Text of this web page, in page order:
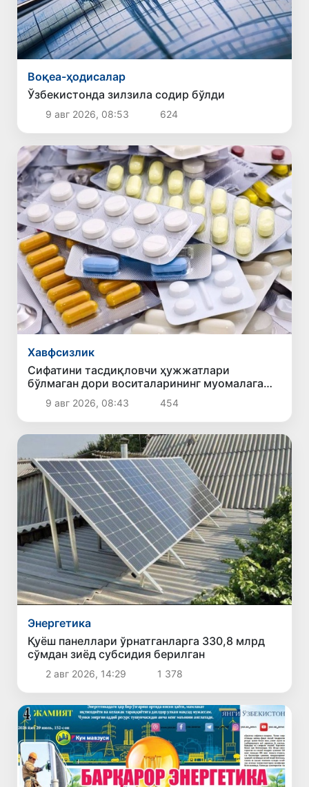
Воқеа-ҳодисалар
Ўзбекистонда зилзила содир бўлди
9 авг 2026, 08:53 624
Хавфсизлик
Сифатини тасдиқловчи ҳужжатлари
бўлмаган дори воситаларининг муомалага
киритилишининг олди олинди
9 авг 2026, 08:43 454
Энергетика
Қуёш панеллари ўрнатганларга 330,8 млрд
сўмдан зиёд субсидия берилган
2 авг 2026, 14:29 1 378